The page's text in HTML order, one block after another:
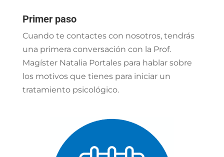
Primer paso
Cuando te contactes con nosotros, tendrás
una primera conversación con la Prof.
Magíster Natalia Portales para hablar sobre
los motivos que tienes para iniciar un
tratamiento psicológico.